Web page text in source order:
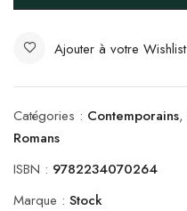
Ajouter à votre Wishlist
Catégories : Contemporains,
Romans
ISBN : 9782234070264
Marque : Stock